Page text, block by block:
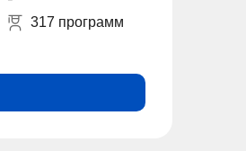
317 программ